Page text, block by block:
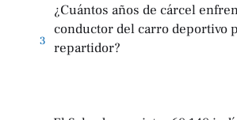
3
¿Cuántos años de cárcel
conductor del carro deportivo
repartidor?